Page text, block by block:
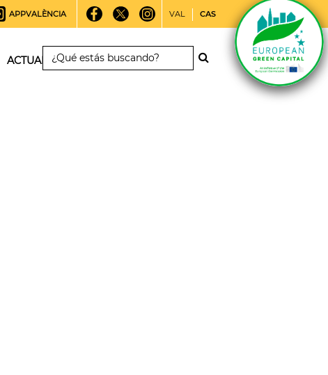
APPVALÈNCIA VAL CAS
ACTUALIDAD